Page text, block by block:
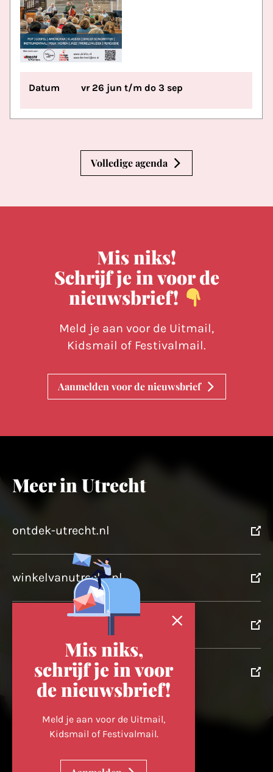
Datum vr 26 jun t/m do 3 sep
Volledige agenda
Mis niks!
Schrijf je in voor de
nieuwsbrief!
Meld je aan voor de Uitmail,
Kidsmail of Festivalmail.
Aanmelden voor de nieuwsbrief
Meer in Utrecht
ontdek-utrecht.nl
winkelvanutrecht.nl
utrechtpartners.nl
Volg ons op
Mis niks,
schrijf je in voor
de nieuwsbrief!
Meld je aan voor de Uitmail,
Kidsmail of Festivalmail.